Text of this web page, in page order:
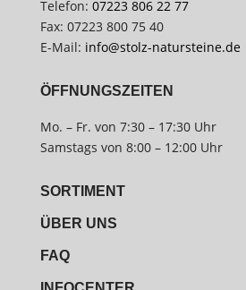
Telefon: 07223 806 22 77
Fax: 07223 800 75 40
E-Mail: info@stolz-natursteine.de
ÖFFNUNGSZEITEN
Mo. – Fr. von 7:30 – 17:30 Uhr
Samstags von 8:00 – 12:00 Uhr
SORTIMENT
ÜBER UNS
FAQ